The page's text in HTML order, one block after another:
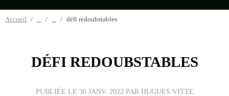
Accueil défi redoubstables
DÉFI REDOUBSTABLES
PUBLIÉE LE 30 JANV. 2022 PAR HUGUES VITTE